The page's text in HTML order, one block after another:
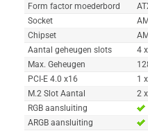
Form factor moederbord
Socket
Chipset
Aantal geheugen slots
4 x
Max. Geheugen
PCI-E 4.0 x16
1 x
M.2 Slot Aantal
2 x
RGB aansluiting
ARGB aansluiting